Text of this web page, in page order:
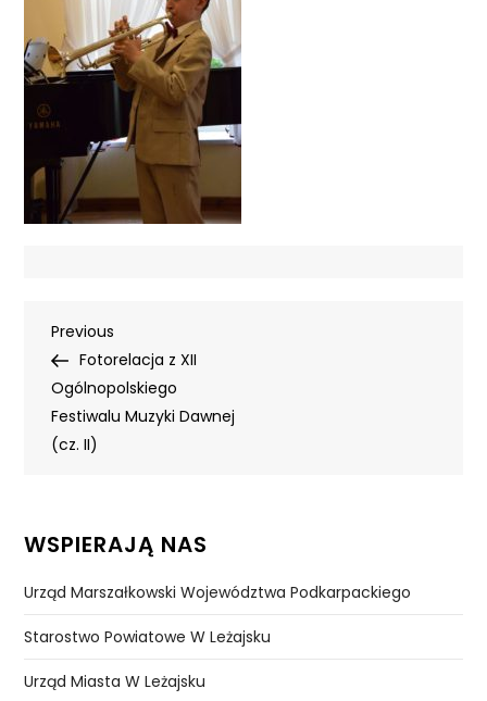
Nawigacja
wpisu
Previous
Post
Previous
Fotorelacja z XII
Ogólnopolskiego
Festiwalu Muzyki Dawnej
(cz. II)
WSPIERAJĄ NAS
Urząd Marszałkowski Województwa Podkarpackiego
Starostwo Powiatowe W Leżajsku
Urząd Miasta W Leżajsku